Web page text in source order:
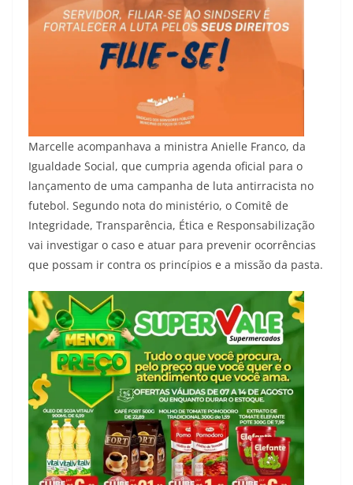
Marcelle acompanhava a ministra Anielle Franco, da
Igualdade Social, que cumpria agenda oficial para o
lançamento de uma campanha de luta antirracista no
futebol. Segundo nota do ministério, o Comitê de
Integridade, Transparência, Ética e Responsabilização
vai investigar o caso e atuar para prevenir ocorrências
que possam ir contra os princípios e a missão da pasta.